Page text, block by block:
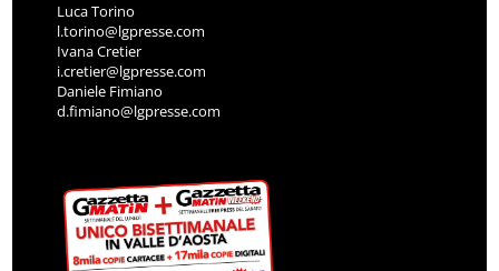
Luca Torino
l.torino@lgpresse.com
Ivana Cretier
i.cretier@lgpresse.com
Daniele Fimiano
d.fimiano@lgpresse.com